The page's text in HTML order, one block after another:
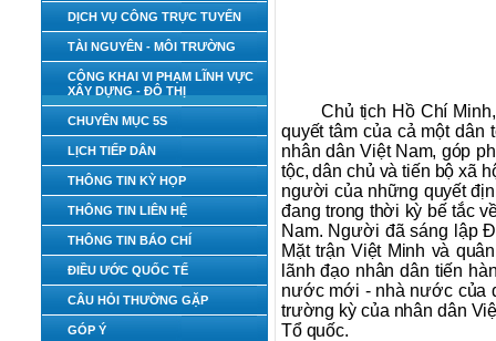
DỊCH VỤ CÔNG TRỰC TUYẾN
TÀI NGUYÊN - MÔI TRƯỜNG
CÔNG KHAI VI PHẠM LĨNH VỰC
XÂY DỰNG - ĐÔ THỊ
CHUYÊN MỤC 5S
LỊCH TIẾP DÂN
THÔNG TIN KỲ HỌP
THÔNG TIN LIÊN HỆ
THÔNG TIN BÁO CHÍ
ĐIỀU ƯỚC QUỐC TẾ
CÂU HỎI THƯỜNG GẶP
GÓP Ý
Chủ tịch Hồ Chí
quyết tâm của cả một dân
nhân dân Việt Nam, góp
tộc, dân chủ và tiến bộ xã
người của những quyết
đang trong thời kỳ bế tắc
Nam. Người đã sáng lập
Mặt trận Việt Minh và
lãnh đạo nhân dân tiến
nước mới - nhà nước của
trường kỳ của nhân dân
Tổ quốc.